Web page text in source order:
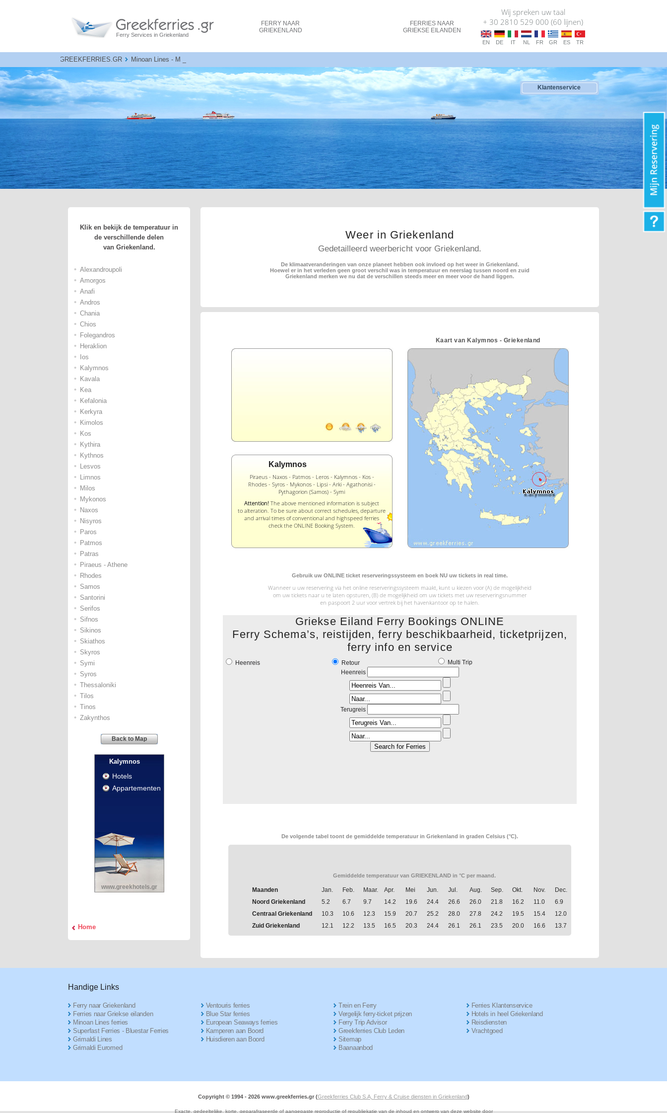
Ferry Services in Griekenland
FERRY NAAR
GRIEKENLAND
FERRIES NAAR
GRIEKSE EILANDEN
Wij spreken uw taal
+ 30 2810 529 000 (60 lijnen)
EN DE IT NL FR GR ES TR
GREEKFERRIES.GR Minoan Lines - Minoan Ferries - Ferry Aanbiedingen - Ancona, Venetië naar Griek_
Klantenservice
Klik en bekijk de temperatuur in
de verschillende delen
van Griekenland.
• Alexandroupoli
• Amorgos
• Anafi
• Andros
• Chania
• Chios
• Folegandros
• Heraklion
• Ios
• Kalymnos
• Kavala
• Kea
• Kefalonia
• Kerkyra
• Kimolos
• Kos
• Kythira
• Kythnos
• Lesvos
• Limnos
• Milos
• Mykonos
• Naxos
• Nisyros
• Paros
• Patmos
• Patras
• Piraeus - Athene
• Rhodes
• Samos
• Santorini
• Serifos
• Sifnos
• Sikinos
• Skiathos
• Skyros
• Symi
• Syros
• Thessaloniki
• Tilos
• Tinos
• Zakynthos
Back to Map
Kalymnos
Hotels
Appartementen
www.greekhotels.gr
Home
Weer in Griekenland
Gedetailleerd weerbericht voor Griekenland.
De klimaatveranderingen van onze planeet hebben ook invloed op het weer in Griekenland.
Hoewel er in het verleden geen groot verschil was in temperatuur en neerslag tussen noord en zuid
Griekenland merken we nu dat de verschillen steeds meer en meer voor de hand liggen.
Kalymnos
Piraeus - Naxos - Patmos - Leros - Kalymnos - Kos -
Rhodes - Syros - Mykonos - Lipsi - Arki - Agathonisi -
Pythagorion (Samos) - Symi
Attention! The above mentioned information is subject
to alteration. To be sure about correct schedules, departure
and arrival times of conventional and highspeed ferries
check the ONLINE Booking System.
Kaart van Kalymnos - Griekenland
Gebruik uw ONLINE ticket reserveringssysteem en boek NU uw tickets in real time.
Wanneer u uw reservering via het online reserveringssysteem maakt, kunt u kiezen voor (A) de mogelijkheid
om uw tickets naar u te laten opsturen, (B) de mogelijkheid om uw tickets met uw reserveringsnummer
en paspoort 2 uur voor vertrek bij het havenkantoor op te halen.
Griekse Eiland Ferry Bookings ONLINE
Ferry Schema’s, reistijden, ferry beschikbaarheid, ticketprijzen,
ferry info en service
Heenreis Retour
Multi Trip
Heenreis
Terugreis
De volgende tabel toont de gemiddelde temperatuur in Griekenland in graden Celsius (°C).
Gemiddelde temperatuur van GRIEKENLAND in °C per maand.
Maanden Jan. Feb. Maar. Apr. Mei Jun. Jul. Aug. Sep. Okt. Nov.
Dec.
Noord Griekenland
5.2 6.7 9.7 14.2 19.6 24.4 26.6 26.0 21.8 16.2 11.0
6.9
Centraal Griekenland
10.3 10.6 12.3 15.9 20.7 25.2 28.0 27.8 24.2 19.5 15.4
12.0
Zuid Griekenland
12.1 12.2 13.5 16.5 20.3 24.4 26.1 26.1 23.5 20.0 16.6 13.7
Handige Links
Ferry naar Griekenland
Ferries naar Griekse eilanden
Minoan Lines ferries
Superfast Ferries - Bluestar Ferries
Grimaldi Lines
Grimaldi Euromed
Ventouris ferries
Blue Star ferries
European Seaways ferries
Kamperen aan Boord
Huisdieren aan Boord
Trein en Ferry
Vergelijk ferry-ticket prijzen
Ferry Trip Advisor
Greekferries Club Leden
Sitemap
Baanaanbod
Ferries Klantenservice
Hotels in heel Griekenland
Reisdiensten
Vrachtgoed
Copyright © 1994 - 2026 www.greekferries.gr (Greekferries Club S.A, Ferry & Cruise diensten in Griekenland)
Exacte, gedeeltelijke, korte, geparafraseerde of aangepaste reproductie of republiekatie van de inhoud en ontwerp van deze website door